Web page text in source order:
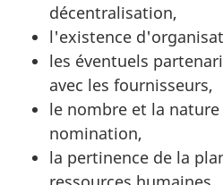
décentralisation,
l'existence
les éventuels
avec les fournisseurs,
le nombre et la
nomination,
la pertinence de la